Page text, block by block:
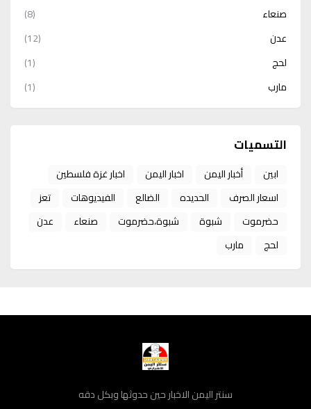
صنعاء
(8)
عدن
(12)
لحج
(1)
مارب
(1)
التسميات
ابين أخبار اليمن اخبار اليمن
اخبار غزة فلسطين
اسعار الصرف
الحديده الضالع الفيديوهات
تعز
حضرموت
شبوة شبوة،حضرموت صنعاء
عدن
لحج
مارب
سنتر اليمن الاخبار حين حدوثها وبكل دقه